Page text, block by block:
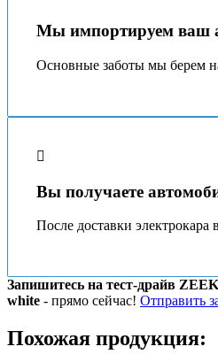
Мы импортируем ваш
Основные заботы мы берeм
Вы получаете
После доставки электрокара
Запишитесь на тест-драйв
white - прямо сейчас! Отправить
Похожая продукция: